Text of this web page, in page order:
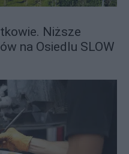
Niższe
na Osiedlu SLOW